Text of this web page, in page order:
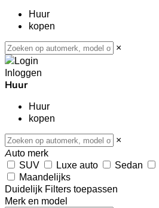
Huur
kopen
×
Inloggen
Huur
Huur
kopen
×
Auto merk
SUV
Luxe auto Sedan
Maandelijks
Duidelijk Filters toepassen
Merk en model